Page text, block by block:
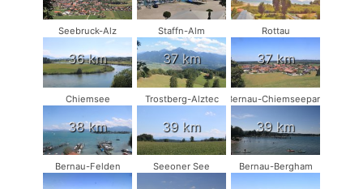
Seebruck-Alz
36 km
Staffn-Alm
37 km
Rottau
37 km
Chiemsee
38 km
Trostberg-Alztec
39 km
Bernau-Chiemseepark
39 km
Bernau-Felden Seeoner See Bernau-Bergham